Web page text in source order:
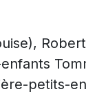
petits-